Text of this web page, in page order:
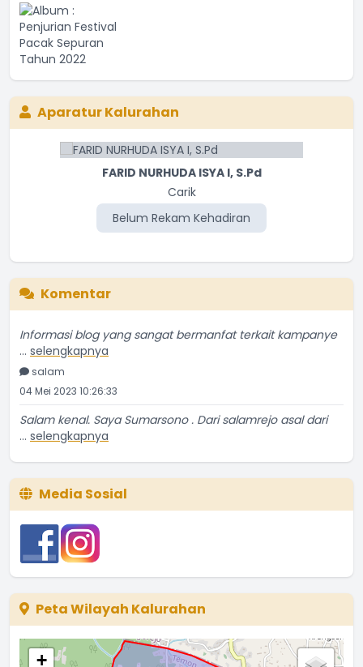
Aparatur Kalurahan
FARID NURHUDA ISYA I, S.Pd
Carik
Belum Rekam Kehadiran
Komentar
...selengkapnya
salam
04 Mei 2023 10:26:33
Salam kenal. Saya Sumarsono . Dari salamrejo asal dari
...selengkapnya
Sumarsono
24 Mei 2021 18:52:53
Temanya bagus, ulasannya kurang detil sedikit. Tapi
...selengkapnya
Yatin Suwarno
20 Mei 2021 03:56:56
Makanan tsb tetap ngangenin kita kita yg ada di
perantauan.
... selengkapnya
19 Mei 2021 22:53:56
Media Sosial
Peta Wilayah Kalurahan
+